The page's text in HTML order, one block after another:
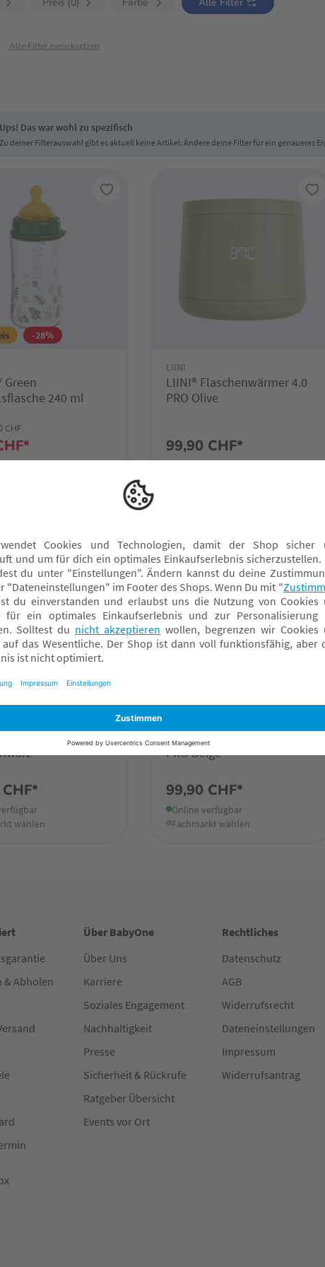
Alle Filter zurücksetzen
Ups! Das war wohl zu spezifisch
Zu deiner Filterauswahl gibt es aktuell keine Artikel. Ändere deine Filter für ein genaueres
-28%
Green
240 ml
CHF
LIINI
LIINI® Flaschenwärmer 4.0
PRO Olive
99,90 CHF*
4.0
wählen
LIINI® Flaschenwärmer 4.0
PRO Beige
99,90 CHF*
Online verfügbar
Fachmarkt wählen
& Abholen
Über BabyOne
Über Uns
Karriere
Soziales Engagement
Nachhaltigkeit
Presse
Sicherheit & Rückrufe
Ratgeber Übersicht
Events vor Ort
Rechtliches
Datenschutz
AGB
Widerrufsrecht
Dateneinstellungen
Impressum
Widerrufsantrag